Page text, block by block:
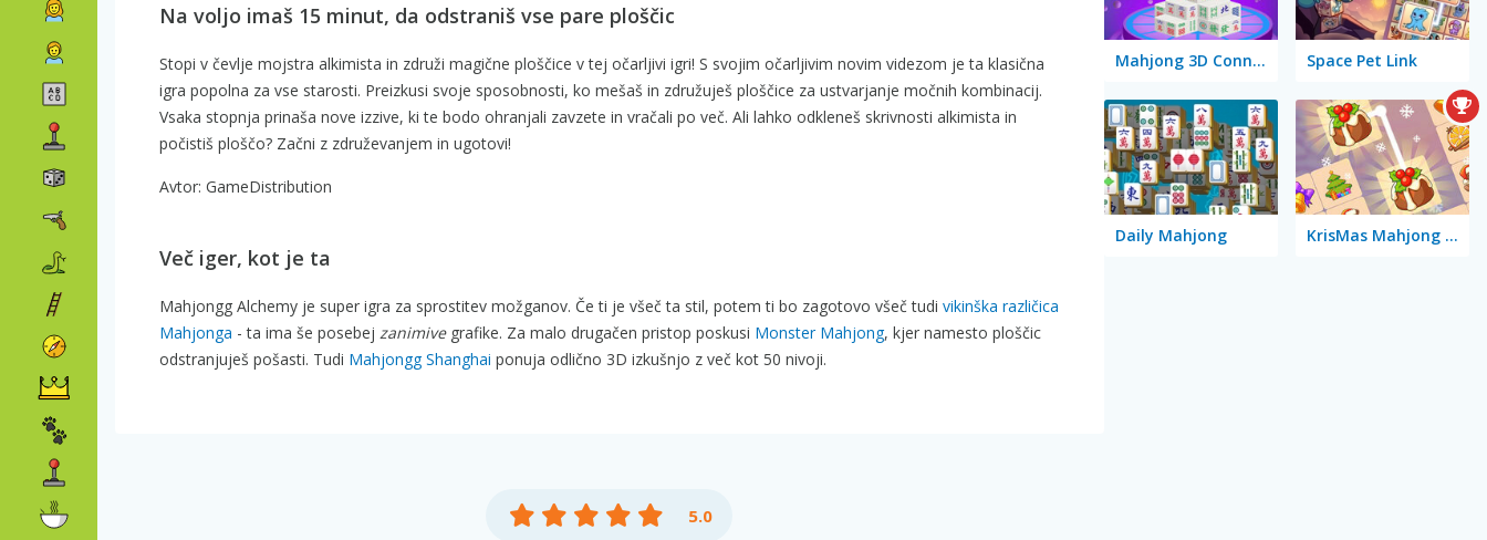
Na voljo imaš 15 minut, da odstraniš vse pare ploščic
Stopi v čevlje mojstra alkimista in združi magične ploščice v tej očarljivi igri! S svojim očarljivim novim videzom je ta klasična
igra popolna za vse starosti. Preizkusi svoje sposobnosti, ko mešaš in združuješ ploščice za ustvarjanje močnih kombinacij.
Vsaka stopnja prinaša nove izzive, ki te bodo ohranjali zavzete in vračali po več. Ali lahko odkleneš skrivnosti alkimista in
počistiš ploščo? Začni z združevanjem in ugotovi!
Avtor: GameDistribution
Več iger, kot je ta
Mahjongg Alchemy je super igra za sprostitev možganov. Če ti je všeč ta stil, potem ti bo zagotovo všeč tudi vikinška različica
Mahjonga - ta ima še posebej zanimivegrafike. Za malo drugačen pristop poskusi Monster Mahjong, kjer namesto ploščic
odstranjuješ pošasti. Tudi Mahjongg Shanghai ponuja odlično 3D izkušnjo z več kot 50 nivoji.
5.0
Mahjong 3D Connect Mobile Space Pet Link
Daily Mahjong KrisMas Mahjong 2025